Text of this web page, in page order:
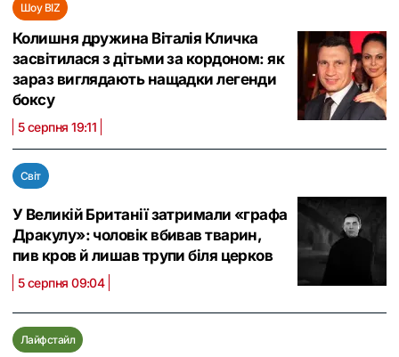
Шоу BIZ
Колишня дружина Віталія Кличка
засвітилася з дітьми за кордоном: як
зараз виглядають нащадки легенди
боксу
5 серпня 19:11
Світ
У Великій Британії затримали «графа
Дракулу»: чоловік вбивав тварин,
пив кров й лишав трупи біля церков
5 серпня 09:04
Лайфстайл